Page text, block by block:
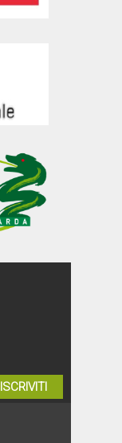
ISCRIVITI